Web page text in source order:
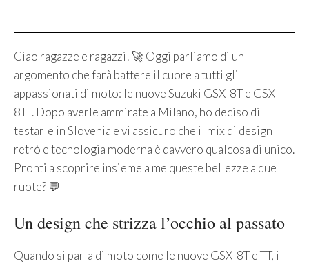
Ciao ragazze e ragazzi! 🚀 Oggi parliamo di un
argomento che farà battere il cuore a tutti gli
appassionati di moto: le nuove Suzuki GSX-8T e GSX-
8TT. Dopo averle ammirate a Milano, ho deciso di
testarle in Slovenia e vi assicuro che il mix di design
retrò e tecnologia moderna è davvero qualcosa di unico.
Pronti a scoprire insieme a me queste bellezze a due
ruote? 💬
Un design che strizza l’occhio al passato
Quando si parla di moto come le nuove GSX-8T e TT, il